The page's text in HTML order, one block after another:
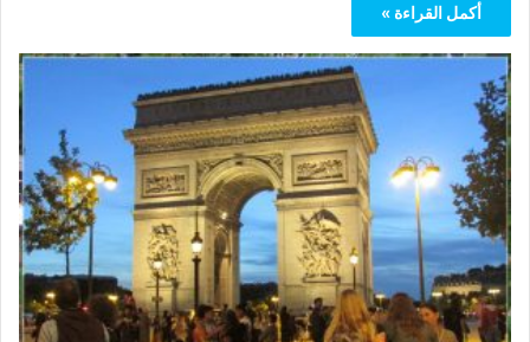
أكمل القراءة »